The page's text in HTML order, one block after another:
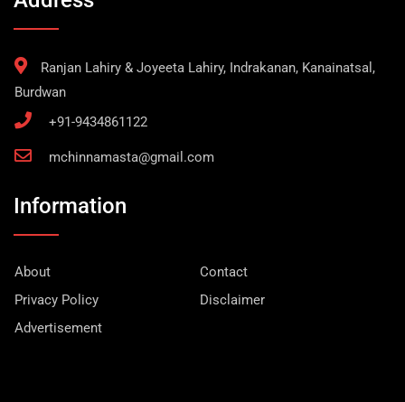
Ranjan Lahiry & Joyeeta Lahiry, Indrakanan, Kanainatsal,
Burdwan
+91-9434861122
mchinnamasta@gmail.com
Information
About
Contact
Privacy Policy
Disclaimer
Advertisement